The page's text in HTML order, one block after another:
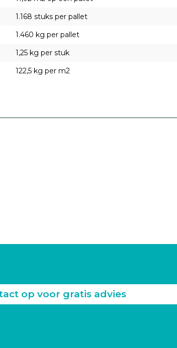
1.168 stuks per pallet
1.460 kg per pallet
1,25 kg per stuk
122,5 kg per m2
op voor gratis advies